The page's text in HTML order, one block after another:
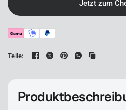
Jetzt zum
Teile: